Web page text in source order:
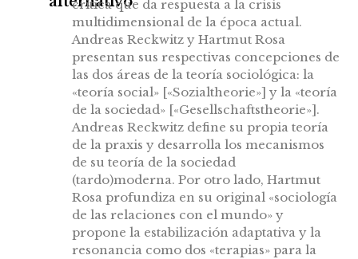
crítica que da respuesta a la crisis
multidimensional de la época actual.
Andreas Reckwitz y Hartmut Rosa
presentan sus respectivas concepciones de
las dos áreas de la teoría sociológica: la
«teoría social» [«Sozialtheorie»] y la «teoría
de la sociedad» [«Gesellschaftstheorie»].
Andreas Reckwitz define su propia teoría
de la praxis y desarrolla los mecanismos
de su teoría de la sociedad
(tardo)moderna. Por otro lado, Hartmut
Rosa profundiza en su original «sociología
de las relaciones con el mundo» y
propone la estabilización adaptativa y la
resonancia como dos «terapias» para la